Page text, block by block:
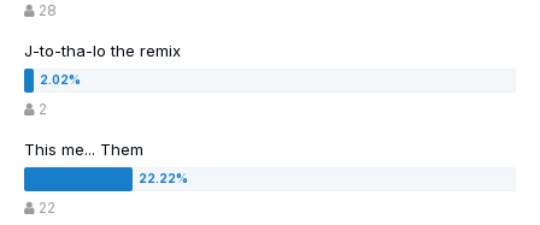
28
J-to-tha-lo the remix
2
This me... Them
22